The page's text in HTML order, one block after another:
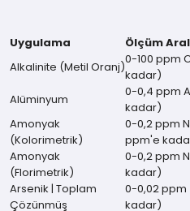
Uygulama Ölçüm
Alkalinite (Metil Oranj)
0-100 ppm
kadar)
Alüminyum
0-0,4 ppm
kadar)
Amonyak
(Kolorimetrik)
0-0,2 ppm
ppm'e
Amonyak
(Florimetrik)
0-0,2 ppm
kadar)
Arsenik | Toplam
Çözünmüş
0-0,02 ppm
kadar)